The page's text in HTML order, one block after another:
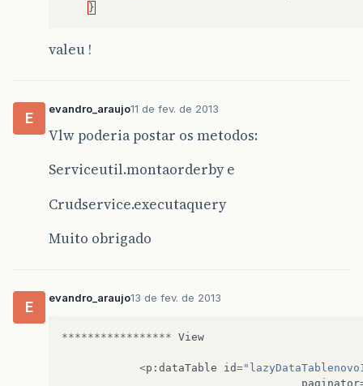
}
valeu !
E
evandro_araujo11 de fev. de 2013
Vlw poderia postar os metodos:
Serviceutil.montaorderby e
Crudservice.executaquery
Muito obrigado
E
evandro_araujo13 de fev. de 2013
***************** View
<p : dataTable id=
paginator